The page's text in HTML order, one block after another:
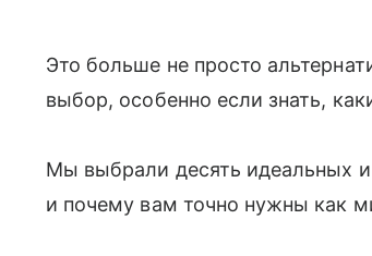
Это больше не просто
выбор, особенно если знать,
Мы выбрали десять идеальных
и почему вам точно нужны как